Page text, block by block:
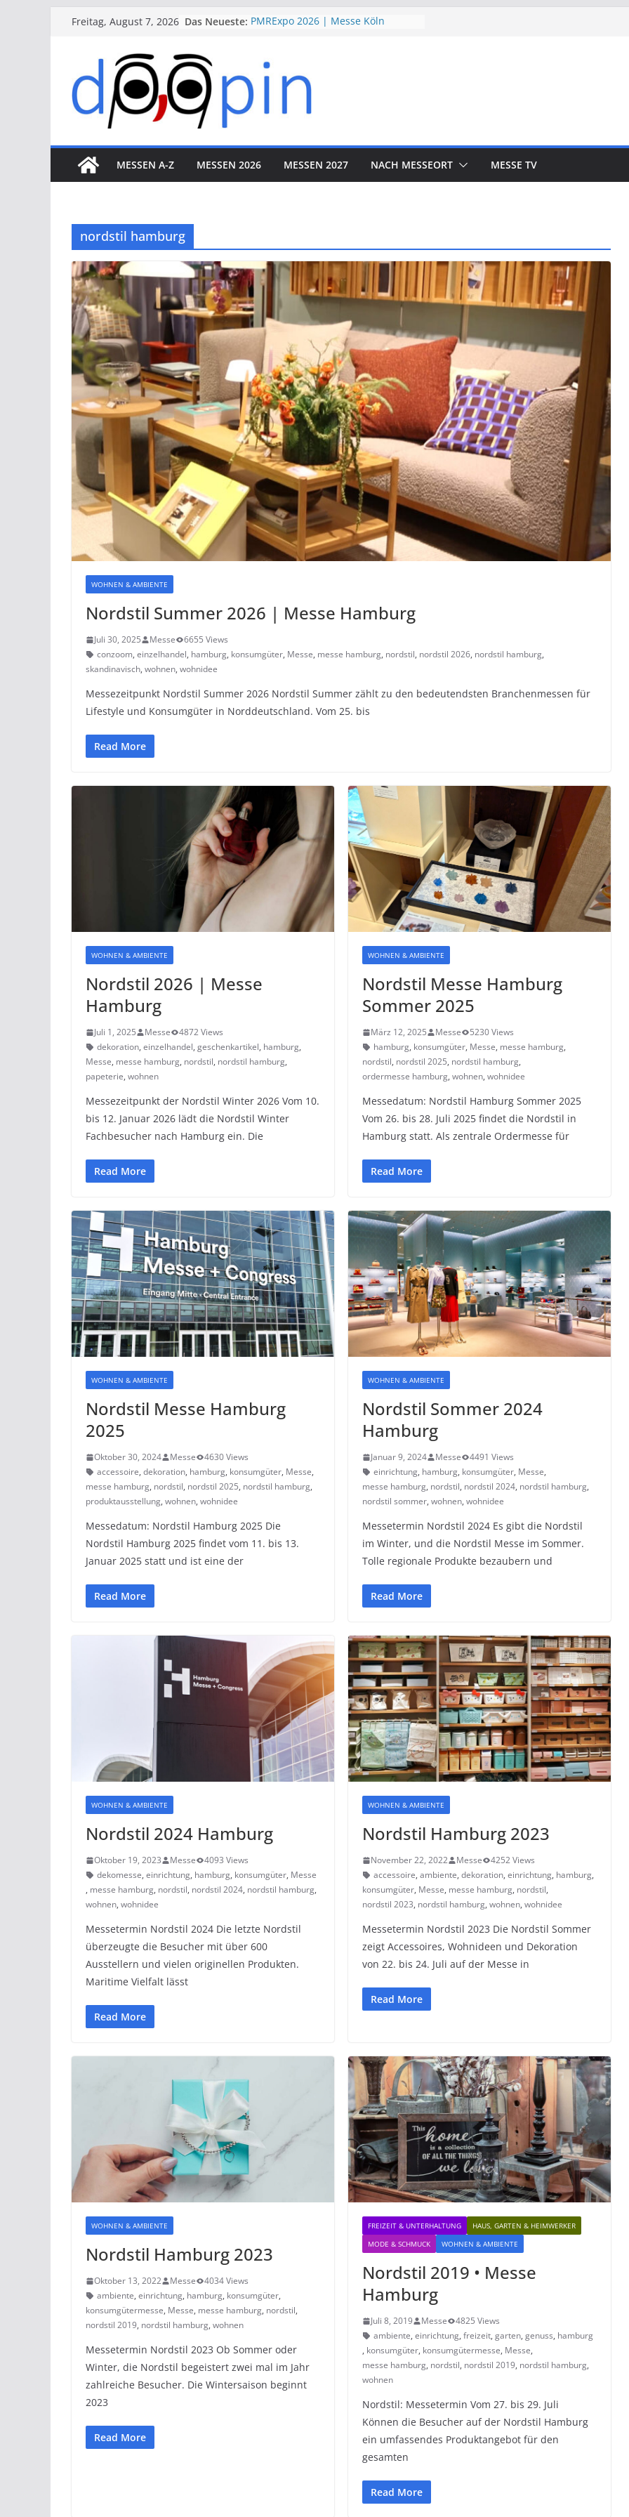
Freitag, August 7, 2026 Das Neueste: PMRExpo 2026 | Messe Köln
therapie 2026 | Messe München
VALVE WORLD EXPO 2026 | Messe
Düsseldorf
ESSEN MOTOR SHOW 2026 | Messe
MESSEN A-Z MESSEN 2026 MESSEN 2027 NACH MESSEORT MESSE TV
nordstil hamburg
WOHNEN & AMBIENTE
Nordstil Summer 2026 | Messe Hamburg
Juli 30, 2025 Messe
6655 Views
conzoom, einzelhandel, hamburg, konsumgüter, Messe, messe hamburg, nordstil, nordstil 2026, nordstil hamburg,
skandinavisch, wohnen, wohnidee
Messezeitpunkt Nordstil Summer 2026 Nordstil Summer zählt zu den bedeutendsten Branchenmessen für
Lifestyle und Konsumgüter in Norddeutschland. Vom 25. bis
Read More
WOHNEN & AMBIENTE
Nordstil 2026 | Messe
Hamburg
Juli 1, 2025 Messe
4872 Views
dekoration, einzelhandel, geschenkartikel, hamburg,
Messe, messe hamburg, nordstil, nordstil hamburg,
papeterie, wohnen
Messezeitpunkt der Nordstil Winter 2026 Vom 10.
bis 12. Januar 2026 lädt die Nordstil Winter
Fachbesucher nach Hamburg ein. Die
Read More
WOHNEN & AMBIENTE
Nordstil Messe Hamburg
Sommer 2025
März 12, 2025 Messe
5230 Views
hamburg, konsumgüter, Messe, messe hamburg,
nordstil, nordstil 2025, nordstil hamburg,
ordermesse hamburg, wohnen, wohnidee
Messedatum: Nordstil Hamburg Sommer 2025
Vom 26. bis 28. Juli 2025 findet die Nordstil in
Hamburg statt. Als zentrale Ordermesse für
Read More
WOHNEN & AMBIENTE
Nordstil Messe Hamburg
2025
Oktober 30, 2024 Messe
4630 Views
accessoire, dekoration, hamburg, konsumgüter, Messe,
messe hamburg, nordstil, nordstil 2025, nordstil hamburg,
produktausstellung, wohnen, wohnidee
Messedatum: Nordstil Hamburg 2025 Die
Nordstil Hamburg 2025 findet vom 11. bis 13.
Januar 2025 statt und ist eine der
Read More
WOHNEN & AMBIENTE
Nordstil Sommer 2024
Hamburg
Januar 9, 2024 Messe
4491 Views
einrichtung, hamburg, konsumgüter, Messe,
messe hamburg, nordstil, nordstil 2024, nordstil hamburg,
nordstil sommer, wohnen, wohnidee
Messetermin Nordstil 2024 Es gibt die Nordstil
im Winter, und die Nordstil Messe im Sommer.
Tolle regionale Produkte bezaubern und
Read More
WOHNEN & AMBIENTE
Nordstil 2024 Hamburg
Oktober 19, 2023 Messe
4093 Views
dekomesse, einrichtung, hamburg, konsumgüter, Messe
, messe hamburg, nordstil, nordstil 2024, nordstil hamburg,
wohnen, wohnidee
Messetermin Nordstil 2024 Die letzte Nordstil
überzeugte die Besucher mit über 600
Ausstellern und vielen originellen Produkten.
Maritime Vielfalt lässt
Read More
WOHNEN & AMBIENTE
Nordstil Hamburg 2023
November 22, 2022 Messe
4252 Views
accessoire, ambiente, dekoration, einrichtung, hamburg,
konsumgüter, Messe, messe hamburg, nordstil,
nordstil 2023, nordstil hamburg, wohnen, wohnidee
Messetermin Nordstil 2023 Die Nordstil Sommer
zeigt Accessoires, Wohnideen und Dekoration
von 22. bis 24. Juli auf der Messe in
Read More
WOHNEN & AMBIENTE
Nordstil Hamburg 2023
Oktober 13, 2022 Messe
4034 Views
ambiente, einrichtung, hamburg, konsumgüter,
konsumgütermesse, Messe, messe hamburg, nordstil,
nordstil 2019, nordstil hamburg, wohnen
Messetermin Nordstil 2023 Ob Sommer oder
Winter, die Nordstil begeistert zwei mal im Jahr
zahlreiche Besucher. Die Wintersaison beginnt
2023
Read More
FREIZEIT & UNTERHALTUNG
HAUS, GARTEN & HEIMWERKER
MODE & SCHMUCK
WOHNEN & AMBIENTE
Nordstil 2019 • Messe
Hamburg
Juli 8, 2019 Messe
4825 Views
ambiente, einrichtung, freizeit, garten, genuss, hamburg
, konsumgüter, konsumgütermesse, Messe,
messe hamburg, nordstil, nordstil 2019, nordstil hamburg,
wohnen
Nordstil: Messetermin Vom 27. bis 29. Juli
Können die Besucher auf der Nordstil Hamburg
ein umfassendes Produktangebot für den
gesamten
Read More